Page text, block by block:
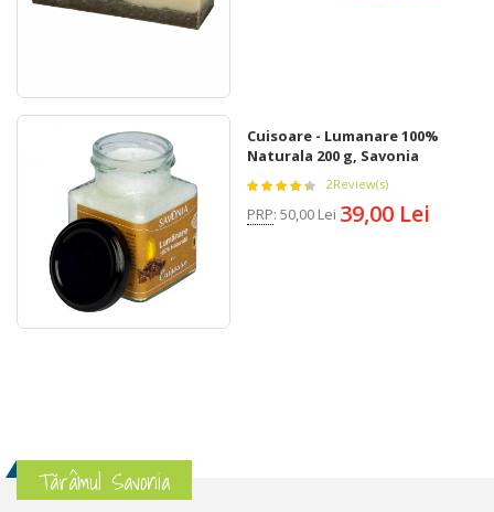
Cuisoare - Lumanare 100%
Naturala 200 g, Savonia
2Review(s)
PRP: 50,00 Lei 39,00 Lei
Tărâmul Savonia